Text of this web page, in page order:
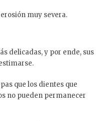
muy severa.
delicadas, y por ende, sus
que los dientes que
no pueden permanecer